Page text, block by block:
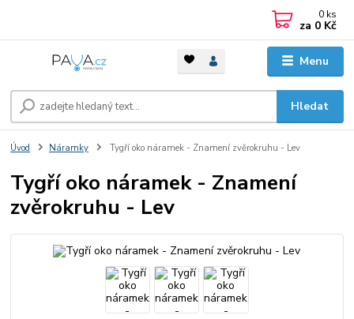
Menu
Hledat
0 ks
za 0 Kč
Úvod Náramky Tygří oko náramek - Znamení zvěrokruhu - Lev
Tygří oko náramek - Znamení
zvěrokruhu - Lev